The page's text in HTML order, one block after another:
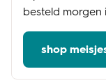
besteld morgen
shop